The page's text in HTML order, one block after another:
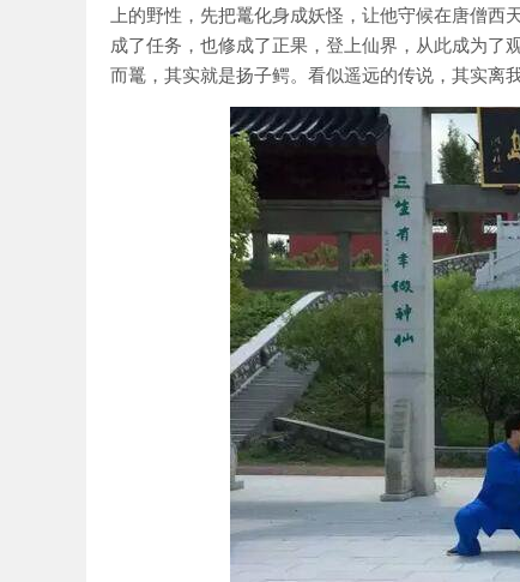
上的野性，先把鼍化身成妖怪，让他守候在唐僧
成了任务，也修成了正果，登上仙界，从此成为了
而鼍，其实就是扬子鳄。看似遥远的传说，其实离